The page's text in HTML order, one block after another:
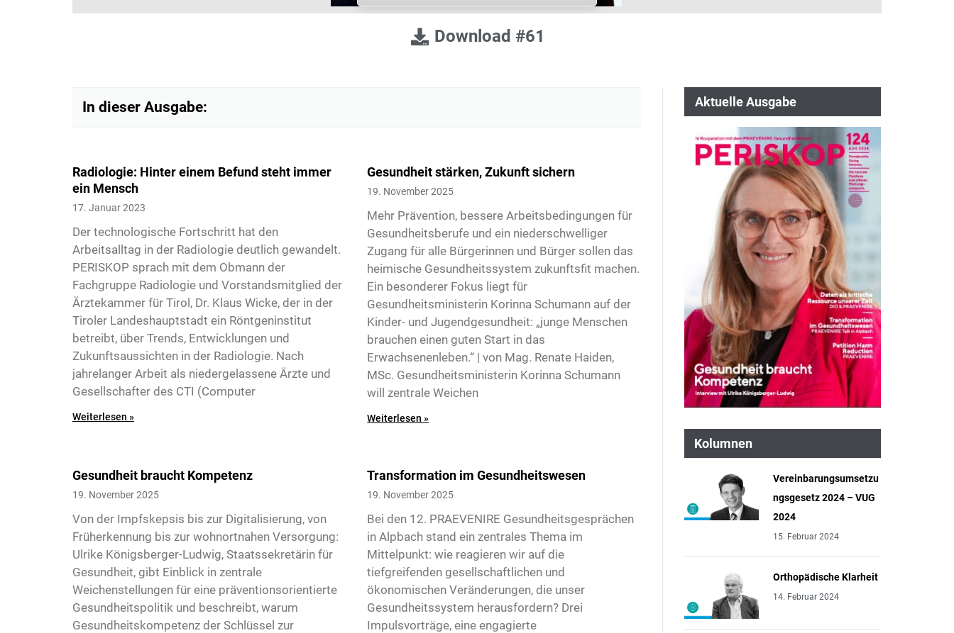
Download #61
In dieser Ausgabe:
Radiologie: Hinter einem Befund steht immer
ein Mensch
17. Januar 2023
Der technologische Fortschritt hat den
Arbeitsalltag in der Radiologie deutlich gewandelt.
PERISKOP sprach mit dem Obmann der
Fachgruppe Radiologie und Vorstandsmitglied der
Ärztekammer für Tirol, Dr. Klaus Wicke, der in der
Tiroler Landeshauptstadt ein Röntgeninstitut
betreibt, über Trends, Entwicklungen und
Zukunftsaussichten in der Radiologie. Nach
jahrelanger Arbeit als niedergelassene Ärzte und
Gesellschafter des CTI (Computer
Weiterlesen »
Gesundheit stärken, Zukunft sichern
19. November 2025
Mehr Prävention, bessere Arbeitsbedingungen für
Gesundheitsberufe und ein niederschwelliger
Zugang für alle Bürgerinnen und Bürger sollen das
heimische Gesundheitssystem zukunftsfit machen.
Ein besonderer Fokus liegt für
Gesundheitsministerin Korinna Schumann auf der
Kinder- und Jugendgesundheit: „junge Menschen
brauchen einen guten Start in das
Erwachsenenleben.“ | von Mag. Renate Haiden,
MSc. Gesundheitsministerin Korinna Schumann
will zentrale Weichen
Weiterlesen »
Gesundheit braucht Kompetenz
19. November 2025
Von der Impfskepsis bis zur Digitalisierung, von
Früherkennung bis zur wohnortnahen Versorgung:
Ulrike Königsberger-Ludwig, Staatssekretärin für
Gesundheit, gibt Einblick in zentrale
Weichenstellungen für eine präventionsorientierte
Gesundheitspolitik und beschreibt, warum
Gesundheitskompetenz der Schlüssel zur
Transformation im Gesundheitswesen
19. November 2025
Bei den 12. PRAEVENIRE Gesundheitsgesprächen
in Alpbach stand ein zentrales Thema im
Mittelpunkt: wie reagieren wir auf die
tiefgreifenden gesellschaftlichen und
ökonomischen Veränderungen, die unser
Gesundheitssystem herausfordern? Drei
Impulsvorträge, eine engagierte
Aktuelle Ausgabe
Kolumnen
Vereinbarungsumsetzu
ngsgesetz 2024 – VUG
2024
15. Februar 2024
Orthopädische Klarheit
14. Februar 2024